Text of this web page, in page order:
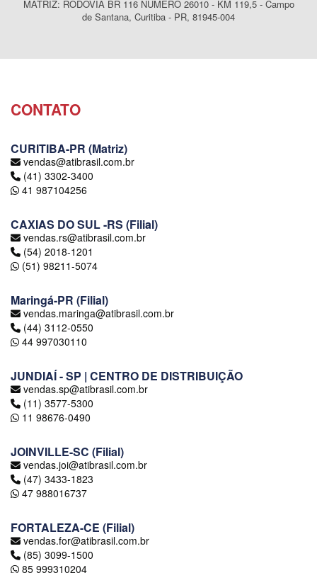
MATRIZ: RODOVIA BR 116 NÚMERO 26010 - KM 119,5 - Campo
de Santana, Curitiba - PR, 81945-004
CONTATO
CURITIBA-PR (Matriz)
vendas@atibrasil.com.br
(41) 3302-3400
41 987104256
CAXIAS DO SUL -RS (Filial)
vendas.rs@atibrasil.com.br
(54) 2018-1201
(51) 98211-5074
Maringá-PR (Filial)
vendas.maringa@atibrasil.com.br
(44) 3112-0550
44 997030110
JUNDIAÍ - SP | CENTRO DE DISTRIBUIÇÃO
vendas.sp@atibrasil.com.br
(11) 3577-5300
11 98676-0490
JOINVILLE-SC (Filial)
vendas.joi@atibrasil.com.br
(47) 3433-1823
47 988016737
FORTALEZA-CE (Filial)
vendas.for@atibrasil.com.br
(85) 3099-1500
85 999310204